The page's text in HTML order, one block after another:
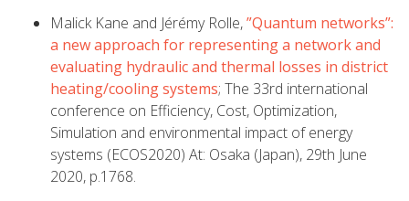
Malick Kane and Jérémy Rolle,”Quantum networks”:
a new approach for representing a network and
evaluating hydraulic and thermal losses in district
heating/cooling systems; The 33rd international
conference on Efficiency, Cost, Optimization,
Simulation and environmental impact of energy
systems (ECOS2020) At: Osaka (Japan), 29th June
2020, p.1768.